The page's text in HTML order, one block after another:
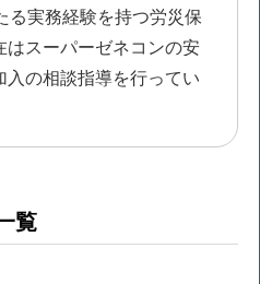
る実務経験を持つ労災保
スーパーゼネコンの安
の相談指導を行ってい
覧